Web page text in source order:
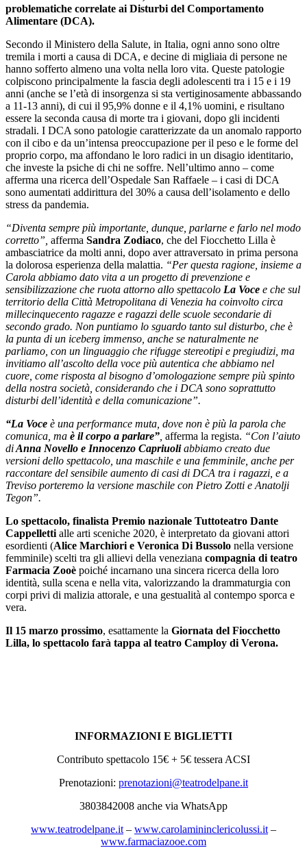
problematiche correlate ai Disturbi del Comportamento
Alimentare (DCA).
Secondo il Ministero della Salute, in Italia, ogni anno sono oltre
tremila i morti a causa di DCA, e decine di migliaia di persone ne
hanno sofferto almeno una volta nella loro vita. Queste patologie
colpiscono principalmente la fascia degli adolescenti tra i 15 e i 19
anni (anche se l’età di insorgenza si sta vertiginosamente abbassando
a 11-13 anni), di cui il 95,9% donne e il 4,1% uomini, e risultano
essere la seconda causa di morte tra i giovani, dopo gli incidenti
stradali. I DCA sono patologie caratterizzate da un anomalo rapporto
con il cibo e da un’intensa preoccupazione per il peso e le forme del
proprio corpo, ma affondano le loro radici in un disagio identitario,
che investe la psiche di chi ne soffre. Nell’ultimo anno – come
afferma una ricerca dell’Ospedale San Raffaele – i casi di DCA
sono aumentati addirittura del 30% a causa dell’isolamento e dello
stress da pandemia.
“Diventa sempre più importante, dunque, parlarne e farlo nel modo
corretto”, afferma Sandra Zodiaco, che del Fiocchetto Lilla è
ambasciatrice da molti anni, dopo aver attraversato in prima persona
la dolorosa esperienza della malattia. “Per questa ragione, insieme a
Carola abbiamo dato vita a un progetto di prevenzione e
sensibilizzazione che ruota attorno allo spettacolo La Voce e che sul
territorio della Città Metropolitana di Venezia ha coinvolto circa
millecinquecento ragazze e ragazzi delle scuole secondarie di
secondo grado. Non puntiamo lo sguardo tanto sul disturbo, che è
la punta di un iceberg immenso, anche se naturalmente ne
parliamo, con un linguaggio che rifugge stereotipi e pregiudizi, ma
invitiamo all’ascolto della voce più autentica che abbiamo nel
cuore, come risposta al bisogno d’omologazione sempre più spinto
della nostra società, considerando che i DCA sono soprattutto
disturbi dell’identità e della comunicazione”.
“La Voce è una performance muta, dove non è più la parola che
comunica, ma è il corpo a parlare” afferma la regista. “Con l’aiuto
diAnna Novello e Innocenzo Capriuoliabbiamo creato due
versioni dello spettacolo, una maschile e una femminile, anche per
raccontare del sensibile aumento di casi di DCA tra i ragazzi, e a
Treviso porteremo la versione maschile con Pietro Zotti e Anatolji
Tegon”.
Lo spettacolo, finalista Premio nazionale Tuttoteatro Dante
Cappelletti alle arti sceniche 2020, è interpretato da giovani attori
esordienti (Alice Marchiori e Veronica Di Bussolo nella versione
femminile) scelti tra gli allievi della veneziana compagnia di teatro
Farmacia Zooè poiché incarnano una sincera ricerca della loro
identità, sulla scena e nella vita, valorizzando la drammaturgia con
corpi privi di malizia attorale, e una gestualità al contempo sporca e
vera.
Il 15 marzo prossimo, esattamente la Giornata del Fiocchetto
Lilla, lo spettacolo farà tappa al teatro Camploy di Verona.
INFORMAZIONI E BIGLIETTI
Contributo spettacolo 15€ + 5€ tessera ACSI
Prenotazioni: prenotazioni@teatrodelpane.it
3803842008 anche via WhatsApp
www.teatrodelpane.it – www.carolamininclericolussi.it –
www.farmaciazooe.com